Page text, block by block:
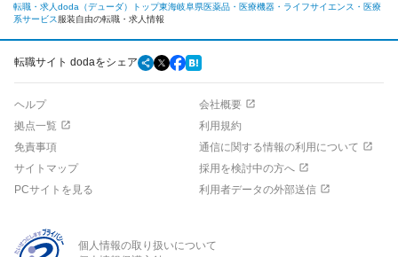
転職・求人doda（デューダ）トップ東海岐阜県医薬品・医療機器・ライフサイエンス・医療
系サービス 服装自由の転職・求人情報
転職サイト dodaをシェア
ヘルプ
会社概要
拠点一覧
利用規約
免責事項
通信に関する情報の利用について
サイトマップ
採用を検討中の方へ
PCサイトを見る
利用者データの外部送信
個人情報の取り扱いについて